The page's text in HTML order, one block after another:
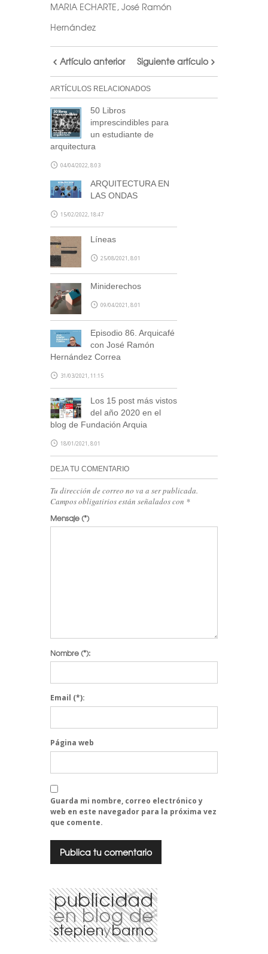
de este formularioy accede
al archivo descargable del
calendario de Arquitectas
Ocultas.
Consulta tu correo para
confirmar la inscripción y
recibir noticias de nuestra
parte.
NOTA: En el caso de no haber recibido el
parte, escríbenos a
blog@stepienybarno.es
SUSCRÍBETE
MARIA ECHARTE, José Ramón
Hernández
Artículo anterior Siguiente artículo
ARTÍCULOS RELACIONADOS
50 Libros
imprescindibles para
un estudiante de
arquitectura
04/04/2022, 8:03
ARQUITECTURA EN
LAS ONDAS
15/02/2022, 18:47
Líneas
25/08/2021, 8:01
Miniderechos
09/04/2021, 8:01
Episodio 86. Arquicafé
con José Ramón
Hernández Correa
31/03/2021, 11:15
Los 15 post más vistos
del año 2020 en el
blog de Fundación Arquia
18/01/2021, 8:01
DEJA TU COMENTARIO
Tu dirección de correo no va a ser publicada.
Campos obligatirios están señalados con *
Mensaje(*)
Nombre(*):
Email (*):
Página web
Guarda mi nombre, correo electrónico y
web en este navegador para la próxima vez
que comente.